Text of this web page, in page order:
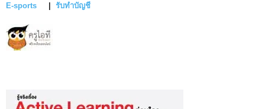
E-sports รับทำบัญชี